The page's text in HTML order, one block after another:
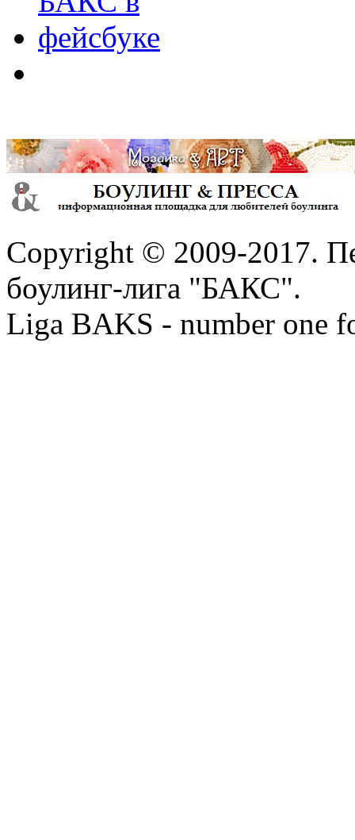
Copyright © 2009-2017.
боулинг-лига "БАКС".
Liga BAKS - number one